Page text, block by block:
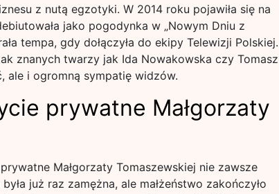
z nutą egzotyki. W 2014 roku pojawiła się na
jako pogodynka w „Nowym Dniu z
tempa, gdy dołączyła do ekipy Telewizji Polskiej.
znanych twarzy jak Ida Nowakowska czy Tomasz
ale i ogromną sympatię widzów.
prywatne Małgorzaty
Małgorzaty Tomaszewskiej nie zawsze
już raz zamężna, ale małżeństwo zakończyło